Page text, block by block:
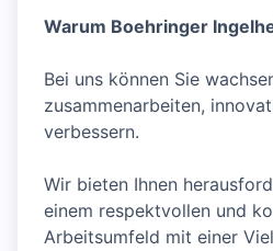
Warum Boehringer
Bei uns können Sie
zusammenarbeiten,
verbessern.
Wir bieten Ihnen
einem respektvollen und
Arbeitsumfeld mit einer